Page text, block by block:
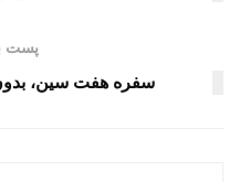
پست
سفره هفت سین،